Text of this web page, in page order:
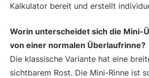
Kalkulator bereit und erstellt
Worin unterscheidet sich die Mini-
von einer normalen Überlaufrinne?
Die klassische Variante hat eine
sichtbarem Rost. Die Mini-Rinne ist